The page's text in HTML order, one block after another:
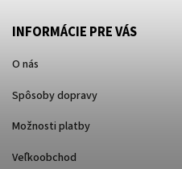
INFORMÁCIE PRE VÁS
O nás
Spôsoby dopravy
Možnosti platby
Veľkoobchod